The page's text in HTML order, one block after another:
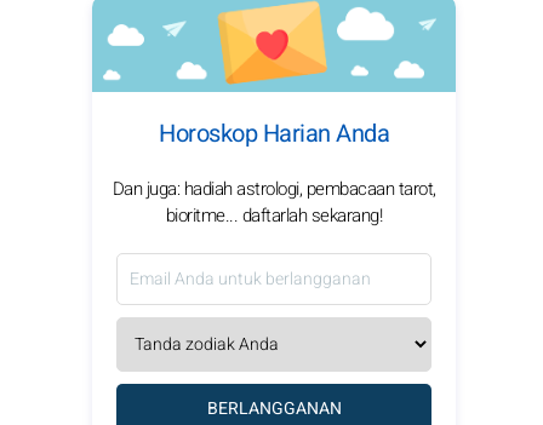
Horoskop Harian Anda
Dan juga: hadiah astrologi, pembacaan tarot,
bioritme... daftarlah sekarang!
BERLANGGANAN